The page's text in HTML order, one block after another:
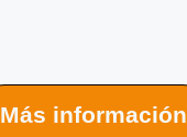
Más información